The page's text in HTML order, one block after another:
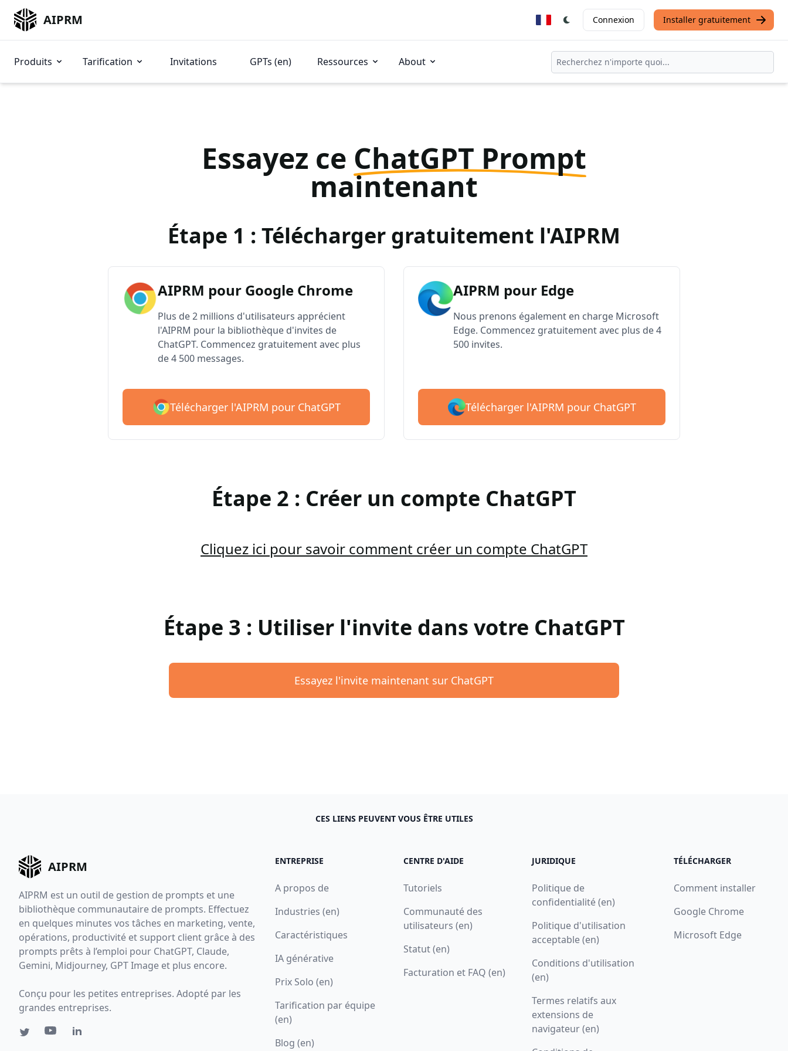
AIPRM Connexion Installer gratuitement
Produits Tarification Invitations GPTs (en) Ressources About
Essayez ce ChatGPT Prompt
maintenant
Étape 1 : Télécharger gratuitement l'AIPRM
AIPRM pour Google Chrome
Plus de 2 millions d'utilisateurs apprécient
l'AIPRM pour la bibliothèque d'invites de
ChatGPT. Commencez gratuitement avec plus
de 4 500 messages.
Télécharger l'AIPRM pour ChatGPT
AIPRM pour Edge
Nous prenons également en charge Microsoft
Edge. Commencez gratuitement avec plus de 4
500 invites.
Télécharger l'AIPRM pour ChatGPT
Étape 2 : Créer un compte ChatGPT
Cliquez ici pour savoir comment créer un compte ChatGPT
Étape 3 : Utiliser l'invite dans votre ChatGPT
Essayez l'invite maintenant sur ChatGPT
CES LIENS PEUVENT VOUS ÊTRE UTILES
AIPRM
AIPRM est un outil de gestion de prompts et une
bibliothèque communautaire de prompts. Effectuez
en quelques minutes vos tâches en marketing, vente,
opérations, productivité et support client grâce à des
prompts prêts à l’emploi pour ChatGPT, Claude,
Gemini, Midjourney, GPT Image et plus encore.
Conçu pour les petites entreprises. Adopté par les
grandes entreprises.
ENTREPRISE
A propos de
Industries (en)
Caractéristiques
IA générative
Prix Solo (en)
Tarification par équipe
(en)
Blog (en)
CENTRE D'AIDE
Tutoriels
Communauté des
utilisateurs (en)
Statut (en)
Facturation et FAQ (en)
JURIDIQUE
Politique de
confidentialité (en)
Politique d'utilisation
acceptable (en)
Conditions d'utilisation
(en)
Termes relatifs aux
extensions de
navigateur (en)
TÉLÉCHARGER
Comment installer
Google Chrome
Microsoft Edge